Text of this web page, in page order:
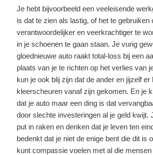
Je hebt bijvoorbeeld een veeleisende
is dat te zien als lastig, of het te gebruiken
verantwoordelijker en veerkrachtiger te
in je schoenen te gaan staan. Je vurig
gloednieuwe auto raakt total-loss bij een
plaats van je te richten op het verlies van
kun je ook blij zijn dat de ander en jijzelf er
kleerscheuren vanaf zijn gekomen. En je
dat je auto maar een ding is dat
door slechte investeringen al je geld kwijt.
put in raken en denken dat je leven ten
bedenkt dat je niet de enige bent die dit is
kunt compassie voelen met al die mensen